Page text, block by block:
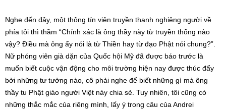
Nghe đến đây, một thông tín viên truyền thanh nghiêng người về
phía tôi thì thầm “Chính xác là ông thầy này từ truyền thống nào
vậy? Điều mà ông ấy nói là từ Thiền hay từ đạo Phật nói chung?”.
Nữ phóng viên già dặn của Quốc hội Mỹ đã được báo trước là
muốn biết cuộc vận động cho môi trường hiện nay được thúc đẩy
bởi những tư tưởng nào, cô phải nghe để biết những gì mà ông
thầy tu Phật giáo người Việt này chia sẻ. Tuy nhiên, tôi cũng có
những thắc mắc của riêng mình, lấy ý trong câu của Andrei